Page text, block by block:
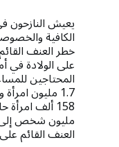
يعيش النازحون
الكافية
خطر العنف
على الولادة في
1.7 مليون
مليون شخص إلى
العنف القائم